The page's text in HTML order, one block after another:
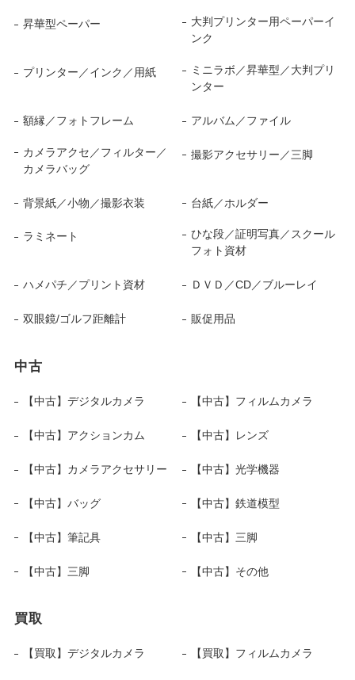
昇華型ペーパー
大判プリンター用ペーパーイ
ンク
プリンター／インク／用紙
ミニラボ／昇華型／大判プリ
ンター
額縁／フォトフレーム アルバム／ファイル
カメラアクセ／フィルター／
カメラバッグ
撮影アクセサリー／三脚
背景紙／小物／撮影衣装 台紙／ホルダー
ラミネート
ひな段／証明写真／スクール
フォト資材
ハメパチ／プリント資材 ＤＶＤ／CD／ブルーレイ
双眼鏡/ゴルフ距離計 販促用品
中古
【中古】デジタルカメラ 【中古】フィルムカメラ
【中古】アクションカム 【中古】レンズ
【中古】カメラアクセサリー 【中古】光学機器
【中古】バッグ 【中古】鉄道模型
【中古】筆記具 【中古】三脚
【中古】三脚 【中古】その他
買取
【買取】デジタルカメラ 【買取】フィルムカメラ